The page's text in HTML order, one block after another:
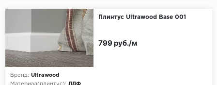
Плинтус Ultrawood Base 001
Бренд: Ultrawood
799 руб./м